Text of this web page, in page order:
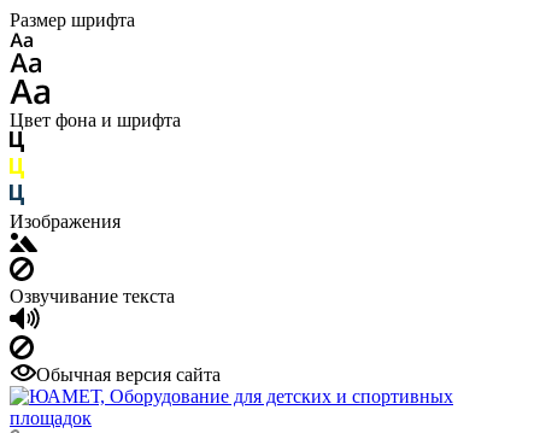
Размер шрифта
Цвет фона и шрифта
Изображения
Озвучивание текста
Обычная версия сайта